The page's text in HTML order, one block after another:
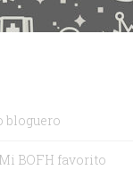
bloguero
Mi BOFH favorito